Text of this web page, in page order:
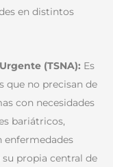
en distintos
(TSNA): Es
que no precisan de
con necesidades
bariátricos,
enfermedades
propia central de